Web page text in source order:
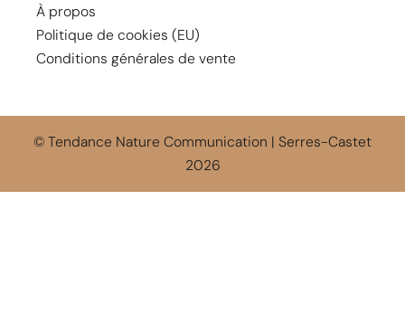
À propos
Politique de cookies (EU)
Conditions générales de vente
© Tendance Nature Communication | Serres-Castet
2026